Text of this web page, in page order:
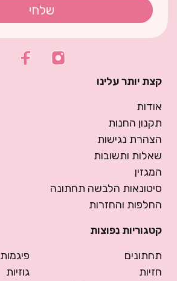
שלחי
קצת יותר עלינו
אודות
תקנון החנות
הצהרת נגישות
שאלות ותשובות
המגזין
סיטונאות הלבשה תחתונה
החלפות והחזרות
קטגוריות נפוצות
תחתונים
חזיות
פיגמות
גוזיות